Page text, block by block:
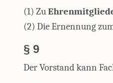
(1) Zu
(2) Die Ernennung
§ 9
Der Vorstand kann